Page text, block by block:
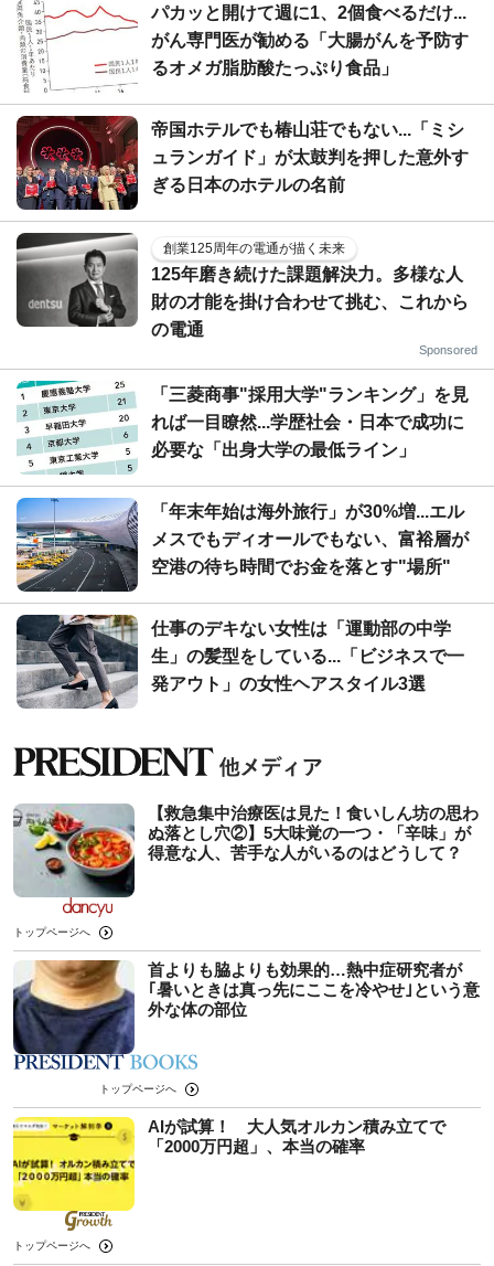
パカッと開けて週に1、2個食べるだけ...
がん専門医が勧める「大腸がんを予防す
るオメガ脂肪酸たっぷり食品」
帝国ホテルでも椿山荘でもない...「ミシ
ュランガイド」が太鼓判を押した意外す
ぎる日本のホテルの名前
創業125周年の電通が描く未来
125年磨き続けた課題解決力。多様な人
財の才能を掛け合わせて挑む、これから
の電通
Sponsored
「三菱商事"採用大学"ランキング」を見
れば一目瞭然...学歴社会・日本で成功に
必要な「出身大学の最低ライン」
「年末年始は海外旅行」が30%増...エル
メスでもディオールでもない、富裕層が
空港の待ち時間でお金を落とす"場所"
仕事のデキない女性は「運動部の中学
生」の髪型をしている...「ビジネスで一
発アウト」の女性ヘアスタイル3選
【救急集中治療医は見た！食いしん坊の思わ
ぬ落とし穴②】5大味覚の一つ・「辛味」が
得意な人、苦手な人がいるのはどうして？
トップページへ
首よりも脇よりも効果的…熱中症研究者が
｢暑いときは真っ先にここを冷やせ｣という意
外な体の部位
トップページへ
AIが試算！ 大人気オルカン積み立てで
「2000万円超」、本当の確率
トップページへ